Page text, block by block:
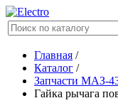
Главная /
Каталог /
Запчасти МАЗ-
Гайка рычага